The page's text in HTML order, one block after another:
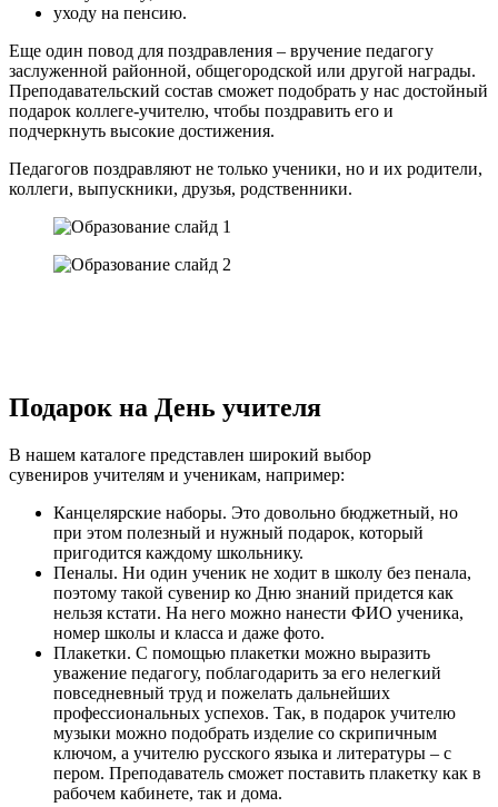
уходу на пенсию.
Еще один повод для поздравления – вручение педагогу
заслуженной районной, общегородской или другой награды.
Преподавательский состав сможет подобрать у нас достойный
подарок коллеге-учителю, чтобы поздравить его и
подчеркнуть высокие достижения.
Педагогов поздравляют не только ученики, но и их родители,
коллеги, выпускники, друзья, родственники.
Подарок на День учителя
В нашем каталоге представлен широкий выбор
сувениров учителям и ученикам, например:
Канцелярские наборы. Это довольно бюджетный, но
при этом полезный и нужный подарок, который
пригодится каждому школьнику.
Пеналы. Ни один ученик не ходит в школу без пенала,
поэтому такой сувенир ко Дню знаний придется как
нельзя кстати. На него можно нанести ФИО ученика,
номер школы и класса и даже фото.
Плакетки. С помощью плакетки можно выразить
уважение педагогу, поблагодарить за его нелегкий
повседневный труд и пожелать дальнейших
профессиональных успехов. Так, в подарок учителю
музыки можно подобрать изделие со скрипичным
ключом, а учителю русского языка и литературы – с
пером. Преподаватель сможет поставить плакетку как в
рабочем кабинете, так и дома.